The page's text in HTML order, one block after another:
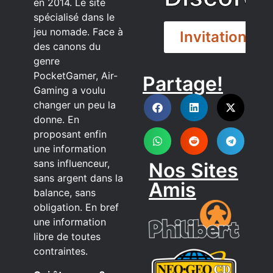
en 2014. Le site
spécialisé dans le
jeu nomade. Face à
des canons du
genre
PocketGamer, Air-
Gaming a voulu
changer un peu la
donne. En
proposant enfin
une information
sans influenceur,
sans argent dans la
balance, sans
obligation. En bref
une information
libre de toutes
contraintes.
Invitation
DISCORD
Partage!
Nos Sites
Amis